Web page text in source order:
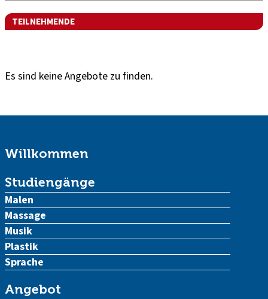
TEILNEHMENDE
Es sind keine Angebote zu finden.
Willkommen
Studiengänge
Malen
Massage
Musik
Plastik
Sprache
Angebot